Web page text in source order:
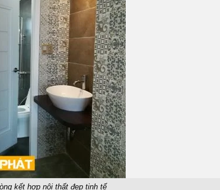
kết hợp nội thất đẹp tinh tế